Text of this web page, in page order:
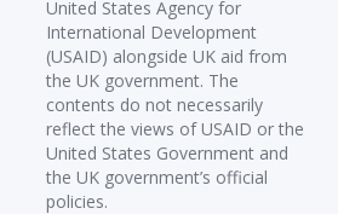
United States Agency for
International Development
(USAID) alongside UK aid from
the UK government. The
contents do not necessarily
reflect the views of USAID or the
United States Government and
the UK government’s official
policies.